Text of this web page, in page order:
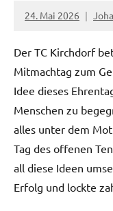
24. Mai 2026
Der TC Kirchdorf
Mitmachtag zum
Idee dieses
Menschen zu
alles unter dem
Tag des offenen
all diese Ideen
Erfolg und lockte